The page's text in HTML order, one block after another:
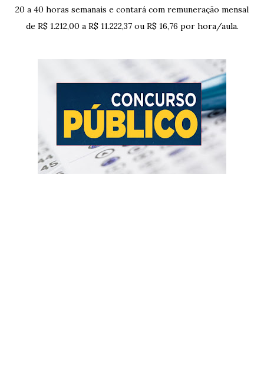
20 a 40 horas semanais e contará com remuneração mensal
de R$ 1.212,00 a R$ 11.222,37 ou R$ 16,76 por hora/aula.